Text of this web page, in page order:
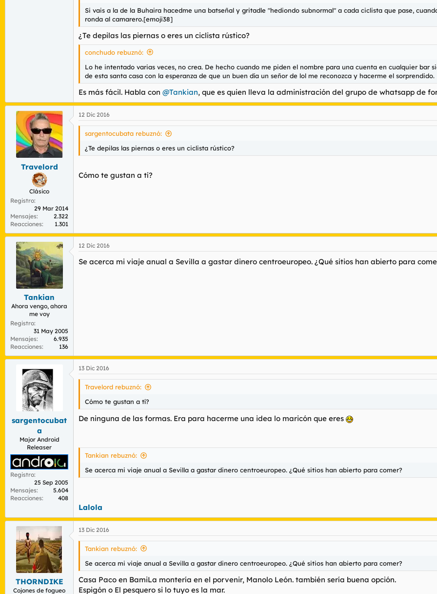
Si vais a la de la Buhaira hacedme una batseñal y gritadle "hediondo subnormal" a cada ciclista que pase,
ronda al camarero.[emoji38]
¿Te depilas las piernas o eres un ciclista rústico?
conchudo rebuznó:
Lo he intentado varias veces, no crea. De hecho cuando me piden el nombre para una cuenta en cualquier bar
de esta santa casa con la esperanza de que un buen día un señor de lol me reconozca y hacerme el
Es más fácil. Habla con @Tankian, que es quien lleva la administración del grupo de whatsapp de
Travelord
Clásico
Registro
29 Mar 2014
Mensajes
2.322
Reacciones
1.301
12 Dic 2016
sargentocubata rebuznó:
¿Te depilas las piernas o eres un ciclista rústico?
Cómo te gustan a tí?
Tankian
Ahora vengo, ahora
me voy
Registro
31 May 2005
Mensajes
6.935
Reacciones
136
12 Dic 2016
Se acerca mi viaje anual a Sevilla a gastar dinero centroeuropeo. ¿Qué sitios han abierto para
sargentocubat
a
Major Android
Releaser
Registro
25 Sep 2005
Mensajes
5.604
Reacciones
408
13 Dic 2016
Travelord rebuznó:
Cómo te gustan a tí?
De ninguna de las formas. Era para hacerme una idea lo maricón que eres
Tankian rebuznó:
Se acerca mi viaje anual a Sevilla a gastar dinero centroeuropeo. ¿Qué sitios han abierto para comer?
Lalola
THORNDIKE
Cojones de fogueo
13 Dic 2016
Tankian rebuznó:
Se acerca mi viaje anual a Sevilla a gastar dinero centroeuropeo. ¿Qué sitios han abierto para comer?
Casa Paco en BamiLa montería en el porvenir, Manolo León. también sería buena opción.
Espigón o El pesquero si lo tuyo es la mar.